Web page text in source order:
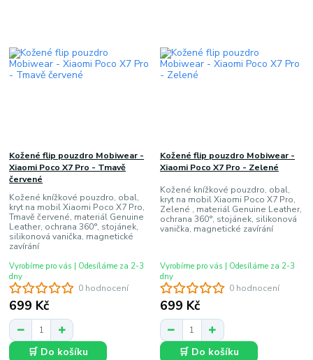
0 hodnocení
Kožené flip pouzdro Mobiwear -
Xiaomi Poco X7 Pro - Tmavě
červené
Kožené knížkové pouzdro, obal,
kryt na mobil Xiaomi Poco X7 Pro,
Tmavě červené, materiál Genuine
Leather, ochrana 360°, stojánek,
silikonová vanička, magnetické
zavírání
699 Kč
Vyrobíme pro vás | Odesíláme za 2-3
dny
🛒 Do košíku
0 hodnocení
Kožené flip pouzdro Mobiwear -
Xiaomi Poco X7 Pro - Zelené
Kožené knížkové pouzdro, obal,
kryt na mobil Xiaomi Poco X7 Pro,
Zelené , materiál Genuine Leather,
ochrana 360°, stojánek, silikonová
vanička, magnetické zavírání
699 Kč
Vyrobíme pro vás | Odesíláme za 2-3
dny
🛒 Do košíku